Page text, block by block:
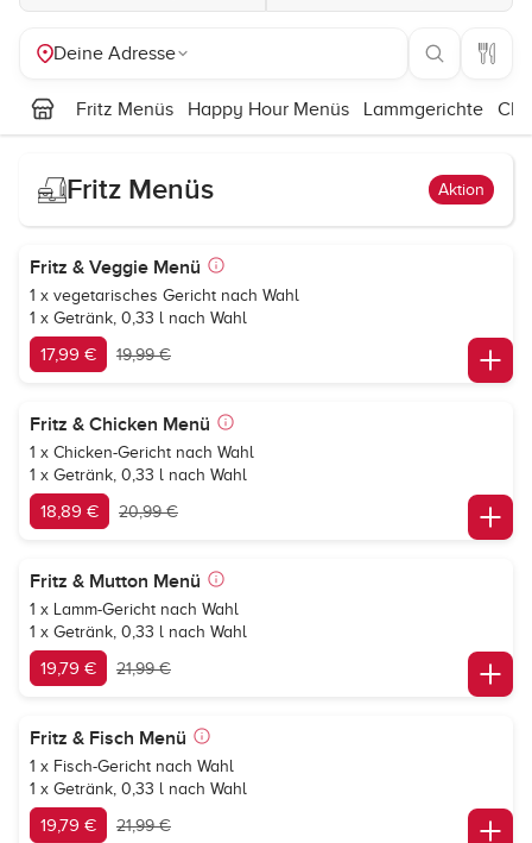
Deine Adresse
Fritz Menüs Happy Hour Menüs Lammgerichte
Fritz Menüs Aktion
Fritz & Veggie Menü
1 x vegetarisches Gericht nach Wahl
1 x Getränk, 0,33 l nach Wahl
17,99 € 19,99 €
Fritz & Chicken Menü
1 x Chicken-Gericht nach Wahl
1 x Getränk, 0,33 l nach Wahl
18,89 € 20,99 €
Fritz & Mutton Menü
1 x Lamm-Gericht nach Wahl
1 x Getränk, 0,33 l nach Wahl
19,79 € 21,99 €
Fritz & Fisch Menü
1 x Fisch-Gericht nach Wahl
1 x Getränk, 0,33 l nach Wahl
19,79 € 21,99 €